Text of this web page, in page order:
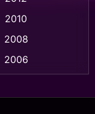
ริง(75)
2010
2008
2006
2002